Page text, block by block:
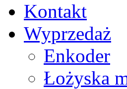
Kontakt
Wyprzedaż
Enkoder
Łożyska